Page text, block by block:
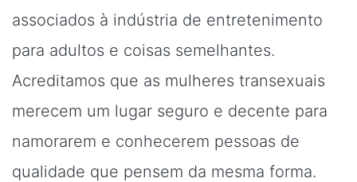
associados à indústria de entretenimento
para adultos e coisas semelhantes.
Acreditamos que as mulheres transexuais
merecem um lugar seguro e decente para
namorarem e conhecerem pessoas de
qualidade que pensem da mesma forma.